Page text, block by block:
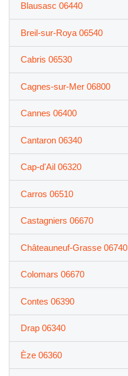
Blausasc 06440
Breil-sur-Roya 06540
Cabris 06530
Cagnes-sur-Mer 06800
Cannes 06400
Cantaron 06340
Cap-d'Ail 06320
Carros 06510
Castagniers 06670
Châteauneuf-Grasse 06740
Colomars 06670
Contes 06390
Drap 06340
Èze 06360